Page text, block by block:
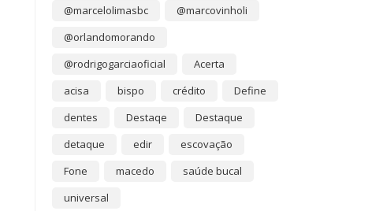
@marcelolimasbc
@marcovinholi
@orlandomorando
@rodrigogarciaoficial
Acerta
acisa
bispo crédito
Define
dentes
Destaqe
Destaque
detaque
edir
escovação
Fone
macedo
saúde bucal
universal